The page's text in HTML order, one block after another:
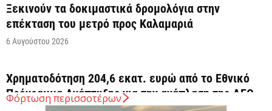
Ξεκινούν τα δοκιμαστικά δρομολόγια στην
επέκταση του μετρό προς Καλαμαριά
6 Αυγούστου 2026
Χρηματοδότηση 204,6 εκατ. ευρώ από το Εθνικό
Πρόγραμμα Ανάπτυξης για την ανάπλαση της ΔΕΘ
Φόρτωση περισσοτέρων